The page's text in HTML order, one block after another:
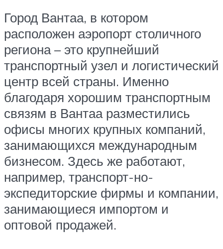
Город Вантаа, в котором
расположен аэропорт столичного
региона – это крупнейший
транспортный узел и логистический
центр всей страны. Именно
благодаря хорошим транспортным
связям в Вантаа разместились
офисы многих крупных компаний,
занимающихся международным
бизнесом. Здесь же работают,
например, транспорт-но-
экспедиторские фирмы и компании,
занимающиеся импортом и
оптовой продажей.